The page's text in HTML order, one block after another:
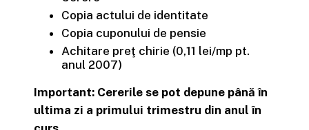
Copia actului de identitate
Copia cuponului de pensie
Achitare preţ chirie (0,11 lei/mp pt.
anul 2007)
Important: Cererile se pot depune până în
ultima zi a primului trimestru din anul în